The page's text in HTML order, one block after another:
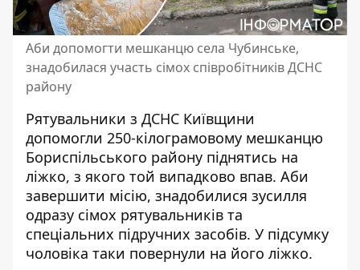
Аби допомогти мешканцю села Чубинське,
знадобилася участь сімох співробітників ДСНС
району
Рятувальники з ДСНС Київщини
допомогли 250-кілограмовому мешканцю
Бориспільського району піднятись на
ліжко, з якого той випадково впав. Аби
завершити місію, знадобилися зусилля
одразу сімох рятувальників та
спеціальних підручних засобів. У підсумку
чоловіка таки повернули на його ліжко.